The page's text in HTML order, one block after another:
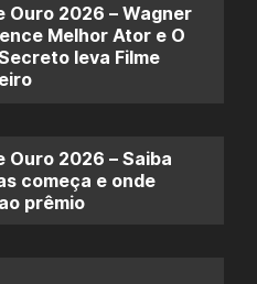
Ouro 2026 – Wagner
Melhor Ator e O
leva Filme
Ouro 2026 – Saiba
começa e onde
prêmio